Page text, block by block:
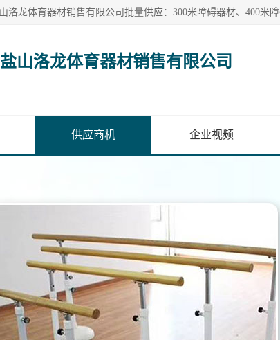
盐山洛龙体育器材销售有限公司
供应商机 企业视频